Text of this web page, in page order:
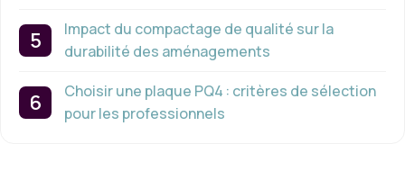
Impact du compactage de qualité sur la
durabilité des aménagements
Choisir une plaque PQ4 : critères de sélection
pour les professionnels